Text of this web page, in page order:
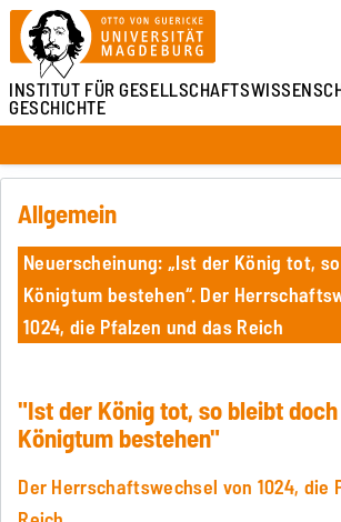
INSTITUT FÜR
GESCHICHTE
Allgemein
Neuerscheinung: „Ist der König tot,
Königtum bestehen“. Der
1024, die Pfalzen und das Reich
"Ist der König tot, so bleibt
Königtum bestehen"
Der Herrschaftswechsel von 1024, die